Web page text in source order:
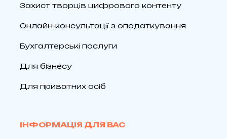
Захист творців цифрового контенту
Онлайн-консультації з оподаткування
Бухгалтерські послуги
Для бізнесу
Для приватних осіб
ІНФОРМАЦІЯ ДЛЯ ВАС